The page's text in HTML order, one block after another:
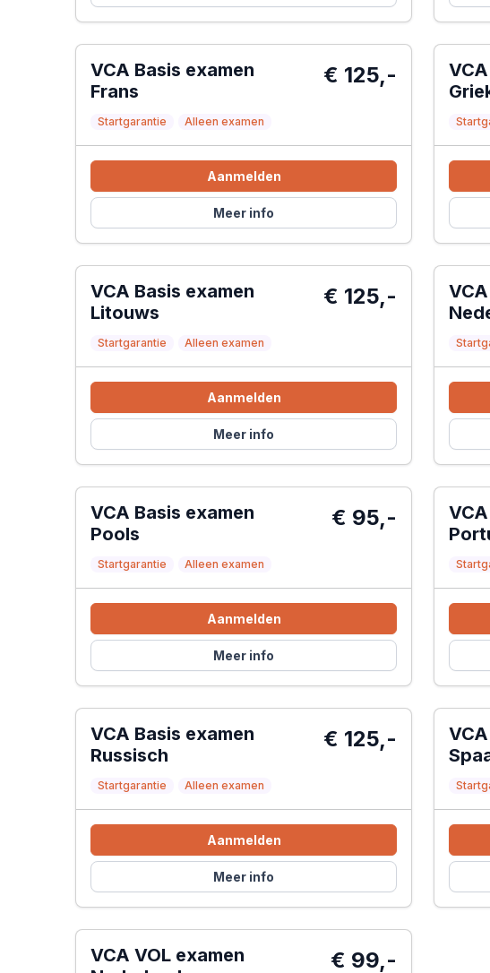
VCA Basis examen
Frans
Startgarantie Alleen examen
€ 125,-
Aanmelden
Meer info
VCA Basis examen
Litouws
Startgarantie Alleen examen
€ 125,-
Aanmelden
Meer info
VCA Basis examen
Pools
Startgarantie Alleen examen
€ 95,-
Aanmelden
Meer info
VCA Basis examen
Russisch
Startgarantie Alleen examen
€ 125,-
Aanmelden
Meer info
VCA VOL examen
€ 99,-